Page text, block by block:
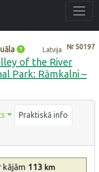
Nr50197
Latvija
of the River
Park: Rāmkalni –
Praktiskā info
kājām 113 km